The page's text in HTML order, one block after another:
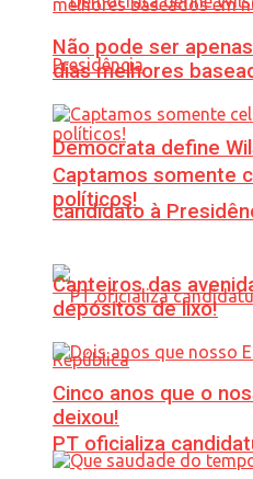
Democrata define
candidato à
PT oficializa
Não pode ser
dias melhores
Captamos somente
políticos!
Canteiros das
depósitos de lixo!
Cinco anos que o
deixou!